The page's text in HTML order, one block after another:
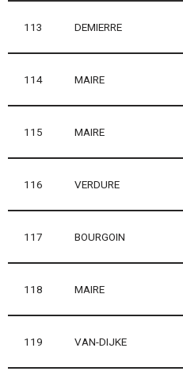
113 DEMIERRE
114 MAIRE
115 MAIRE
116 VERDURE
117 BOURGOIN
118 MAIRE
119 VAN-DIJKE